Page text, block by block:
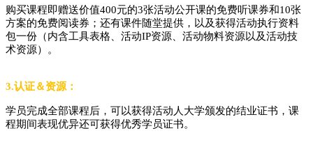
购买课程即赠送价值400元的3张活动公开课的免费听课券和10张
方案的免费阅读券； 还有课件随堂提供，以及获得活动执行资料
包一份 （内含工具表格、活动IP资源、活动物料资源以及活动技
术资源）
。
3.认证＆资源：
学员完成全部课程后，可以获得活动人大学颁发的结业证书，课
程期间表现优异还可获得优秀学员证书。